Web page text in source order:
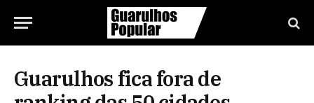
Guarulhos fica fora de